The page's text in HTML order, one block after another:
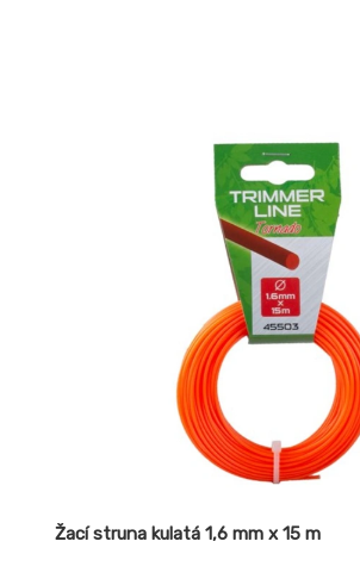
Žací struna kulatá 1,6 mm x 15 m